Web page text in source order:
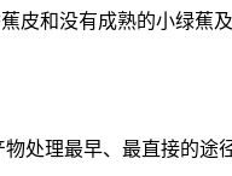
皮和没有成熟的小绿
处理最早、最直接的